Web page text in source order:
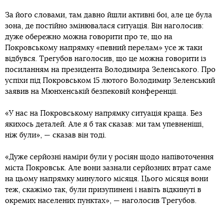
За його словами, там давно йшли активні бої, але це була
зона, де постійно змінювалася ситуація. Він наголосив:
дуже обережно можна говорити про те, що на
Покровському напрямку «певний перелам» усе ж таки
відбувся. Трегубов наголосив, що це можна говорити із
посиланням на президента Володимира Зеленського. Про
успіхи під Покровськом 15 лютого Володимир Зеленський
заявив на Мюнхенській безпековій конференції.
«У нас на Покровському напрямку ситуація краща. Без
якихось деталей. Але я б так сказав: ми там упевненіші,
ніж були», — сказав він тоді.
«Дуже серйозні наміри були у росіян щодо напівоточення
міста Покровськ. Але вони зазнали серйозних втрат саме
на цьому напрямку минулого місяця. Цього місяця вони
теж, скажімо так, були призупинені і навіть відкинуті в
окремих населених пунктах», — наголосив Трегубов.